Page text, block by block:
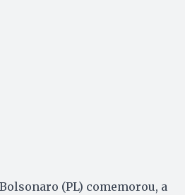
(PL) comemorou, a